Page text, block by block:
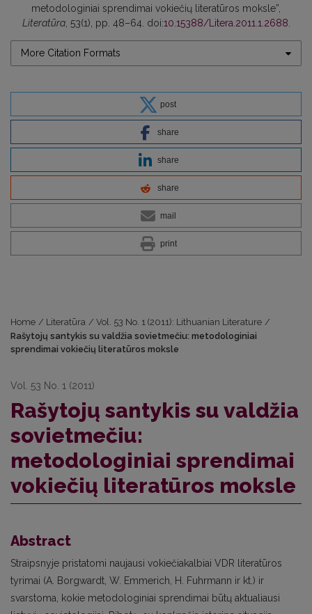
metodologiniai sprendimai vokiečių literatūros moksle”,
Literatūra, 53(1), pp. 48–64. doi:10.15388/Litera.2011.1.2688
More Citation Formats
post
share
share
share
mail
print
Home / Literatūra / Vol. 53 No. 1 (2011): Lithuanian Literature /
Rašytojų santykis su valdžia sovietmečiu: metodologiniai
sprendimai vokiečių literatūros moksle
Vol. 53 No. 1 (2011)
Rašytojų santykis su valdžia
sovietmečiu:
metodologiniai sprendimai
vokiečių literatūros moksle
Abstract
Straipsnyje pristatomi naujausi vokiečiakalbiai VDR literatūros
tyrimai (A. Borgwardt, W. Emmerich, H. Fuhrmann ir kt.) ir
svarstoma, kokie metodologiniai sprendimai būtų aktualiausi